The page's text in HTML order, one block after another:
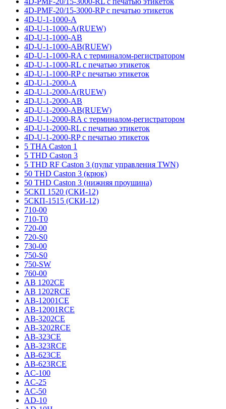
4D-PMF-20/15-3000-RP с печатью этикеток
4D-U-1-1000-A
4D-U-1-1000-A(RUEW)
4D-U-1-1000-AB
4D-U-1-1000-AB(RUEW)
4D-U-1-1000-RA с терминалом-регистратором
4D-U-1-1000-RL с печатью этикеток
4D-U-1-1000-RP с печатью этикеток
4D-U-1-2000-A
4D-U-1-2000-A(RUEW)
4D-U-1-2000-AB
4D-U-1-2000-AB(RUEW)
4D-U-1-2000-RA с терминалом-регистратором
4D-U-1-2000-RL с печатью этикеток
4D-U-1-2000-RP с печатью этикеток
5 THA Caston 1
5 THD Caston 3
5 THD RF Caston 3 (пульт управления TWN)
50 THD Caston 3 (крюк)
50 THD Caston 3 (нижняя проушина)
5СКП 1520 (СКИ-12)
5СКП-1515 (СКИ-12)
710-00
710-T0
720-00
720-S0
730-00
750-S0
750-SW
760-00
AB 1202CE
AB 1202RCE
AB-12001CE
AB-12001RCE
AB-3202CE
AB-3202RCE
AB-323CE
AB-323RCE
AB-623CE
AB-623RCE
AC-100
AC-25
AC-50
AD-10